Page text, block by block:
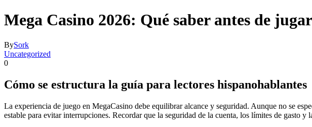
Mega Casino 2026: Qué saber antes de jugar
BySork
Uncategorized
0
Cómo se estructura la guía para lectores hispanohablantes
La experiencia de juego en MegaCasino debe equilibrar alcance y seguridad. Aunque no se
estable para evitar interrupciones. Recordar que la seguridad de la cuenta, los límites de gasto